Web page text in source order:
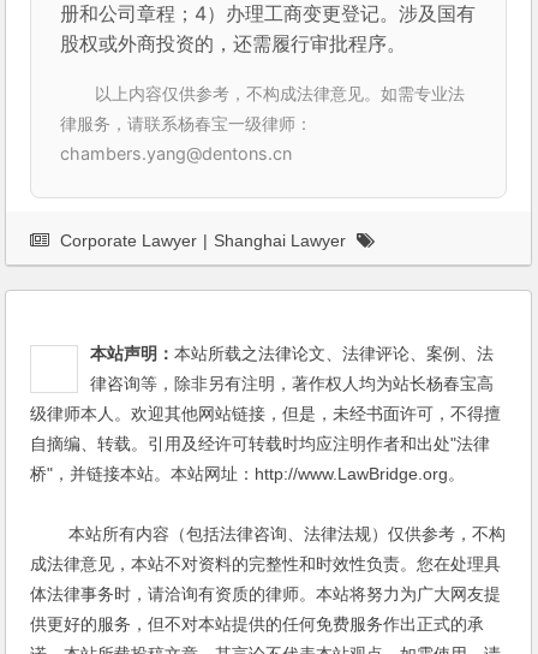
册和公司章程；4）办理工商变更登记。涉及国有
股权或外商投资的，还需履行审批程序。
以上内容仅供参考，不构成法律意见。如需专业法
律服务，请联系杨春宝一级律师：
chambers.yang@dentons.cn
Corporate Lawyer | Shanghai Lawyer
本站声明：本站所载之法律论文、法律评论、案例、法
律咨询等，除非另有注明，著作权人均为站长杨春宝高
级律师本人。欢迎其他网站链接，但是，未经书面许可，不得擅
自摘编、转载。引用及经许可转载时均应注明作者和出处"法律
桥"，并链接本站。本站网址：http://www.LawBridge.org。
本站所有内容（包括法律咨询、法律法规）仅供参考，不构
成法律意见，本站不对资料的完整性和时效性负责。您在处理具
体法律事务时，请洽询有资质的律师。本站将努力为广大网友提
供更好的服务，但不对本站提供的任何免费服务作出正式的承